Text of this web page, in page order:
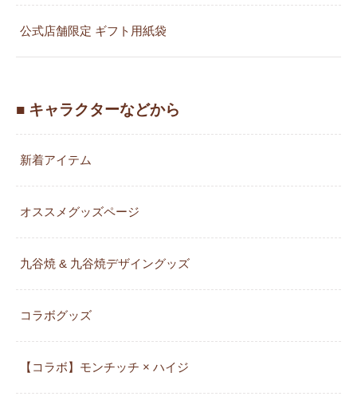
公式店舗限定 ギフト用紙袋
■ キャラクターなどから
新着アイテム
オススメグッズページ
九谷焼 & 九谷焼デザイングッズ
コラボグッズ
【コラボ】モンチッチ × ハイジ